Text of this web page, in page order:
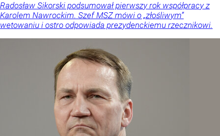
Radosław Sikorski podsumował pierwszy rok współpracy z
Karolem Nawrockim. Szef MSZ mówi o „złośliwym”
wetowaniu i ostro odpowiada prezydenckiemu rzecznikowi.